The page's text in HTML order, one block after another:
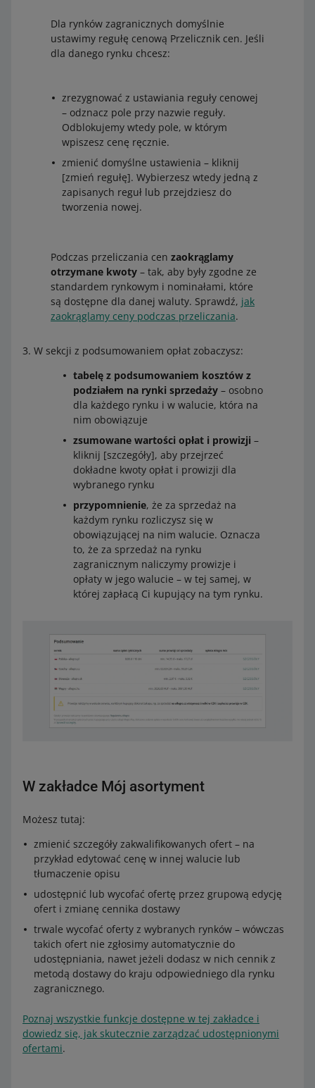
Dla rynków zagranicznych domyślnie
ustawimy regułę cenową Przelicznik cen. Jeśli
dla danego rynku chcesz:
zrezygnować z ustawiania reguły cenowej
– odznacz pole przy nazwie reguły.
Odblokujemy wtedy pole, w którym
wpiszesz cenę ręcznie.
zmienić domyślne ustawienia – kliknij
[zmień regułę]. Wybierzesz wtedy jedną z
zapisanych reguł lub przejdziesz do
tworzenia nowej.
Podczas przeliczania cen zaokrąglamy
otrzymane kwoty – tak, aby były zgodne ze
standardem rynkowym i nominałami, które
są dostępne dla danej waluty. Sprawdź, jak
zaokrąglamy ceny podczas przeliczania.
W sekcji z podsumowaniem opłat zobaczysz:
tabelę z podsumowaniem kosztów z
podziałem na rynki sprzedaży – osobno
dla każdego rynku i w walucie, która na
nim obowiązuje
zsumowane wartości opłat i prowizji –
kliknij [szczegóły], aby przejrzeć
dokładne kwoty opłat i prowizji dla
wybranego rynku
przypomnienie, że za sprzedaż na
każdym rynku rozliczysz się w
obowiązującej na nim walucie. Oznacza
to, że za sprzedaż na rynku
zagranicznym naliczymy prowizje i
opłaty w jego walucie – w tej samej, w
której zapłacą Ci kupujący na tym rynku.
W zakładce Mój asortyment
Możesz tutaj:
zmienić szczegóły zakwalifikowanych ofert – na
przykład edytować cenę w innej walucie lub
tłumaczenie opisu
udostępnić lub wycofać ofertę przez grupową edycję
ofert i zmianę cennika dostawy
trwale wycofać oferty z wybranych rynków – wówczas
takich ofert nie zgłosimy automatycznie do
udostępniania, nawet jeżeli dodasz w nich cennik z
metodą dostawy do kraju odpowiedniego dla rynku
zagranicznego.
Poznaj wszystkie funkcje dostępne w tej zakładce i
dowiedz się, jak skutecznie zarządzać udostępnionymi
ofertami.